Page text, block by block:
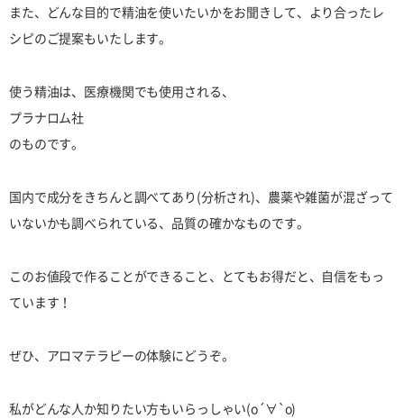
また、どんな目的で精油を使いたいかをお聞きして、より合ったレ
シピのご提案もいたします。
使う精油は、医療機関でも使用される、
プラナロム社
のものです。
国内で成分をきちんと調べてあり(分析され)、農薬や雑菌が混ざって
いないかも調べられている、品質の確かなものです。
このお値段で作ることができること、とてもお得だと、自信をもっ
ています！
ぜひ、アロマテラピーの体験にどうぞ。
私がどんな人か知りたい方もいらっしゃい(о´∀`о)